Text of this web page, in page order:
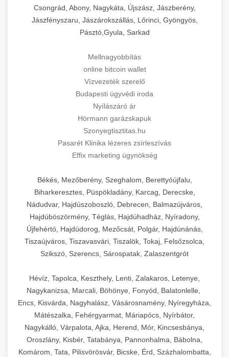
Csongrád, Abony, Nagykáta, Újszász, Jászberény,
Jászfényszaru, Jászárokszállás, Lőrinci, Gyöngyös,
Pásztó,Gyula, Sarkad
Mellnagyobbítás
online bitcoin wallet
Vízvezeték szerelő
Budapesti ügyvédi iroda
Nyílászáró ár
Hörmann garázskapuk
Szonyegtisztitas.hu
Pasarét Klinika lézeres zsírleszívás
Effix marketing ügynökség
Békés, Mezőberény, Szeghalom, Berettyóújfalu,
Biharkeresztes, Püspökladány, Karcag, Derecske,
Nádudvar, Hajdúszoboszló, Debrecen, Balmazújváros,
Hajdúböszörmény, Téglás, Hajdúhadház, Nyíradony,
Újfehértó, Hajdúdorog, Mezőcsát, Polgár, Hajdúnánás,
Tiszaújváros, Tiszavasvári, Tiszalök, Tokaj, Felsőzsolca,
Szikszó, Szerencs, Sárospatak, Zalaszentgrót
Hévíz, Tapolca, Keszthely, Lenti, Zalakaros, Letenye,
Nagykanizsa, Marcali, Böhönye, Fonyód, Balatonlelle,
Encs, Kisvárda, Nagyhalász, Vásárosnamény, Nyíregyháza,
Mátészalka, Fehérgyarmat, Máriapócs, Nyírbátor,
Nagykálló, Várpalota, Ajka, Herend, Mór, Kincsesbánya,
Oroszlány, Kisbér, Tatabánya, Pannonhalma, Bábolna,
Komárom, Tata, Pilisvörösvár, Bicske, Érd, Százhalombatta,